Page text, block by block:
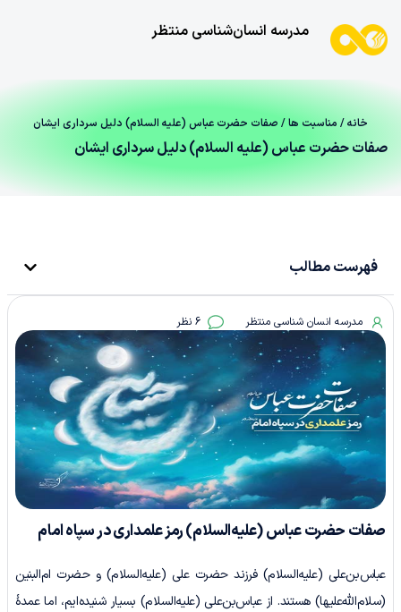
مدرسه انسان‌شناسی منتظر
خانه/ مناسبت ها/ صفات حضرت عباس (علیه السلام) دلیل سرداری ایشان
صفات حضرت عباس (علیه السلام) دلیل سرداری ایشان
فهرست مطالب
مدرسه انسان شناسی منتظر 6 نظر
صفات حضرت عباس(علیه‌السلام)رمز علمداری در سپاه امام
عباس‌بن‌علی (علیه‌السلام) فرزند حضرت علی (علیه‌السلام) و حضرت ام‌البنین
(سلام‌الله‌علیها) هستند. از عباس‌بن‌علی (علیه‌السلام) بسیار شنیده‌ایم، اما عمدۀ